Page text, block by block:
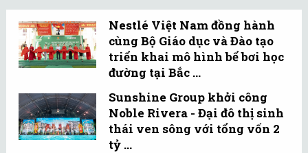
Nestlé Việt Nam đồng hành
cùng Bộ Giáo dục và Đào tạo
triển khai mô hình bể bơi học
đường tại Bắc ...
Sunshine Group khởi công
Noble Rivera - Đại đô thị sinh
thái ven sông với tổng vốn 2
tỷ ...